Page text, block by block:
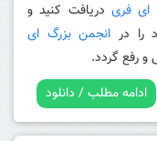
فری دریافت کنید و
را در انجمن بزرگ ای
و رفع گردد.
ادامه مطلب / دانلود